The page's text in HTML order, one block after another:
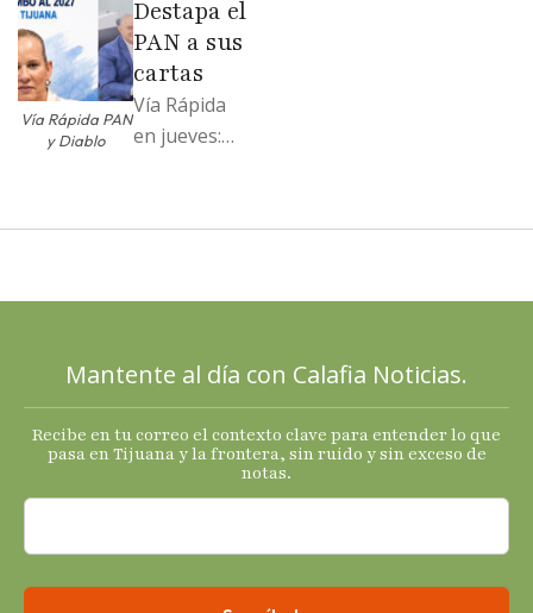
soportó; Los
…
Vía Rápida PAN
y Diablo
Destapa el
PAN a sus
cartas
Vía Rápida
en jueves:
cartas; El
Mantente al día con Calafia Noticias.
Recibe en tu correo el contexto clave para entender lo que
pasa en Tijuana y la frontera, sin ruido y sin exceso de
notas.